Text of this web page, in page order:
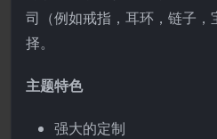
司（例如戒指，耳环，链子
择。
主题特色
强大的定制